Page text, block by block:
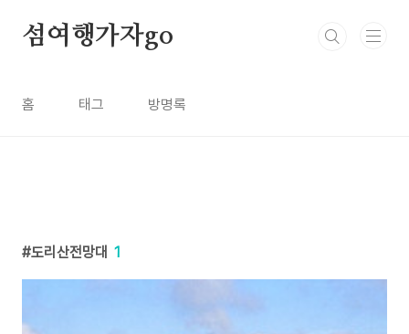
섬여행가자go
홈 태그 방명록
도리산전망대 1